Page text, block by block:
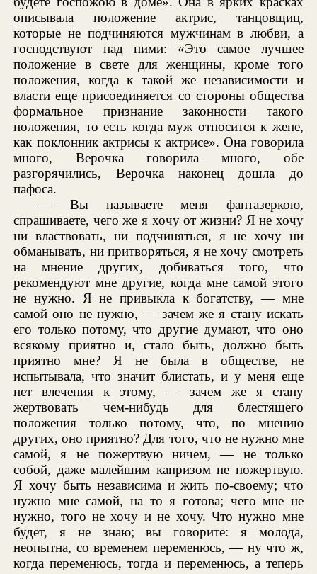
описывала положение актрис, танцовщиц,
которые не подчиняются мужчинам в любви, а
господствуют над ними: «Это самое лучшее
положение в свете для женщины, кроме того
положения, когда к такой же независимости и
власти еще присоединяется со стороны общества
формальное признание законности такого
положения, то есть когда муж относится к жене,
как поклонник актрисы к актрисе». Она говорила
много, Верочка говорила много, обе
разгорячились, Верочка наконец дошла до
пафоса.
— Вы называете меня фантазеркою,
спрашиваете, чего же я хочу от жизни? Я не хочу
ни властвовать, ни подчиняться, я не хочу ни
обманывать, ни притворяться, я не хочу смотреть
на мнение других, добиваться того, что
рекомендуют мне другие, когда мне самой этого
не нужно. Я не привыкла к богатству, — мне
самой оно не нужно, — зачем же я стану искать
его только потому, что другие думают, что оно
всякому приятно и, стало быть, должно быть
приятно мне? Я не была в обществе, не
испытывала, что значит блистать, и у меня еще
нет влечения к этому, — зачем же я стану
жертвовать чем-нибудь для блестящего
положения только потому, что, по мнению
других, оно приятно? Для того, что не нужно мне
самой, я не пожертвую ничем, — не только
собой, даже малейшим капризом не пожертвую.
Я хочу быть независима и жить по-своему; что
нужно мне самой, на то я готова; чего мне не
нужно, того не хочу и не хочу. Что нужно мне
будет, я не знаю; вы говорите: я молода,
неопытна, со временем переменюсь, — ну что ж,
когда переменюсь, тогда и переменюсь, а теперь